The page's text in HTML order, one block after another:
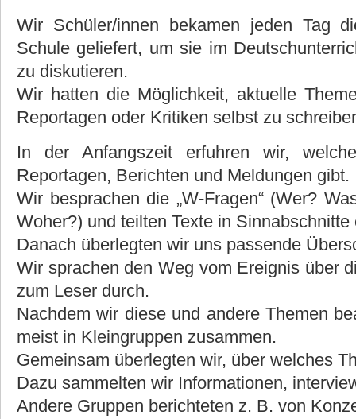
Wir Schüler/innen bekamen jeden Tag
Schule geliefert, um sie im
zu diskutieren.
Wir hatten die Möglichkeit, aktuelle
Reportagen oder Kritiken selbst zu
In der Anfangszeit erfuhren wir,
Reportagen, Berichten und Meldungen gibt.
Wir besprachen die „W-Fragen“ (Wer?
Woher?) und teilten Texte in Sinnabschnitte
Danach überlegten wir uns passende
Wir sprachen den Weg vom Ereignis über
zum Leser durch.
Nachdem wir diese und andere Themen
meist in Kleingruppen zusammen.
Gemeinsam überlegten wir, über welches
Dazu sammelten wir Informationen,
Andere Gruppen berichteten z. B. von